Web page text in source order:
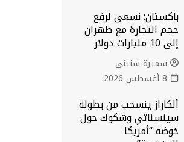
باكستان: نسعى لرفع
حجم التجارة مع طهران
إلى 10 مليارات دولار
سميرة سنيني
8 أغسطس 2026
ألكاراز ينسحب من بطولة
سينسناتي وشكوك حول
خوضه “أمريكا